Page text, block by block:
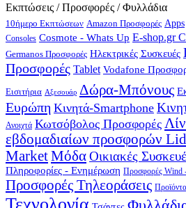
Εκπτώσεις / Προσφορές / Φυλλάδια
10ήμερο Εκπτώσεων Amazon Προσφορές Apps
Consoles Cosmote - Whats Up E-shop.gr
Germanos Προσφορές Hλεκτρικές Συσκευές
Προσφορές Tablet Vodafone
Εισιτήρια Αξεσουάρ Δώρα-Μπόνους
Ευρώπη Κινητά-Smartphone
Ανοιχτά Κωτσόβολος Προσφορές
εβδομαδιαίων προσφορών
MarketΜόδαΟικιακές
Πληροφορίες - Ενημέρωση Προσφορές
Προσφορές Τηλεοράσεις
Τεχνολογία